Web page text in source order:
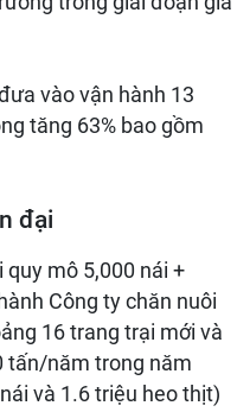
vào vận hành 13
tăng 63% bao gồm
đại
mô 5,000 nái +
Công ty chăn nuôi
16 trang trại mới và
tấn/năm trong năm
và 1.6 triệu heo thịt)